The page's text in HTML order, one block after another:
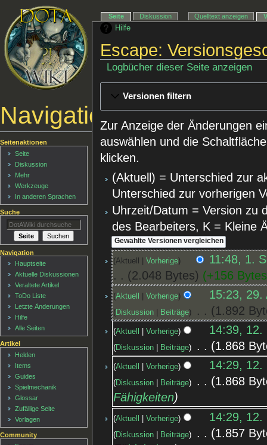
Hilfe
Escape:
Logbücher dieser Seite anzeigen
Versionen filtern
Zur Anzeige der Änderungen
auswählen und die
klicken.
(Aktuell) = Unterschied zur
Unterschied zur vorherigen
Uhrzeit/Datum = Version zu
des Bearbeiters, K = Kleine
Aktuell Vorherige
11:48, 1.
2.048 Bytes
+156 Bytes
Aktuell Vorherige 15:23, 29.
Diskussion Beiträge 1.892
Aktuell Vorherige 14:39, 12.
Diskussion Beiträge 1.868
Aktuell Vorherige 14:29, 12.
Diskussion Beiträge
1.868
Fähigkeiten
Aktuell Vorherige 14:29, 12.
Diskussion Beiträge
1.857
Navigationsmenü
Seite Diskussion Quelltext anzeigen
Seitenaktionen
Seite
Diskussion
Mehr
Werkzeuge
In anderen Sprachen
Suche
Navigation
Hauptseite
Aktuelle Diskussionen
Veraltete Artikel
ToDo Liste
Letzte Änderungen
Hilfe
Alle Seiten
Artikel
Helden
Items
Guides
Spielmechanik
Glossar
Zufällige Seite
Vorlagen
Community